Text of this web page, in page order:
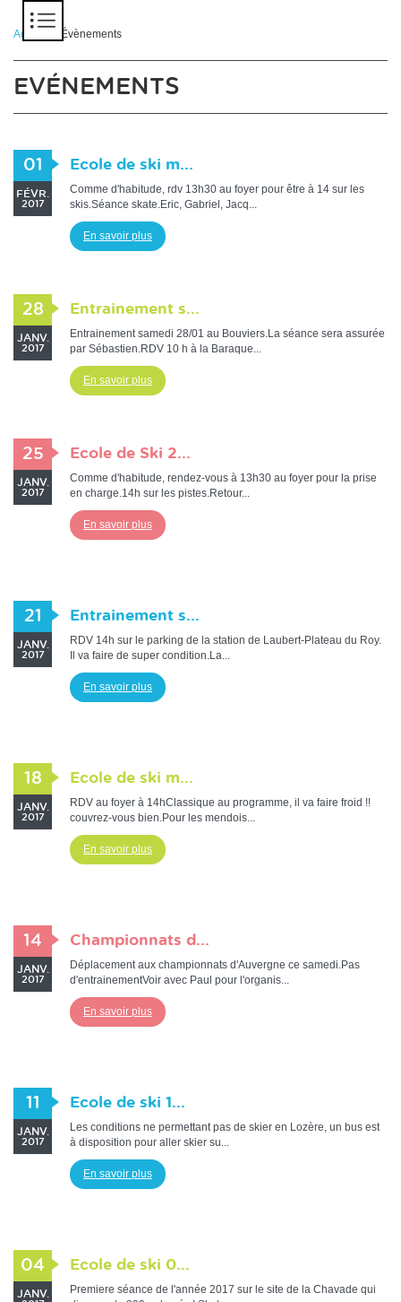
Accueil > Évènements
EVÉNEMENTS
01
FÉVR.
2017
Ecole de ski m...
Comme d'habitude, rdv 13h30 au foyer pour être à 14 sur les
skis.Séance skate.Eric, Gabriel, Jacq...
En savoir plus
28
JANV.
2017
Entrainement s...
Entrainement samedi 28/01 au Bouviers.La séance sera assurée
par Sébastien.RDV 10 h à la Baraque...
En savoir plus
25
JANV.
2017
Ecole de Ski 2...
Comme d'habitude, rendez-vous à 13h30 au foyer pour la prise
en charge.14h sur les pistes.Retour...
En savoir plus
21
JANV.
2017
Entrainement s...
RDV 14h sur le parking de la station de Laubert-Plateau du Roy.
Il va faire de super condition.La...
En savoir plus
18
JANV.
2017
Ecole de ski m...
RDV au foyer à 14hClassique au programme, il va faire froid !!
couvrez-vous bien.Pour les mendois...
En savoir plus
14
JANV.
2017
Championnats d...
Déplacement aux championnats d'Auvergne ce samedi.Pas
d'entrainementVoir avec Paul pour l'organis...
En savoir plus
11
JANV.
2017
Ecole de ski 1...
Les conditions ne permettant pas de skier en Lozère, un bus est
à disposition pour aller skier su...
En savoir plus
04
JANV.
Ecole de ski 0...
Premiere séance de l'année 2017 sur le site de la Chavade qui